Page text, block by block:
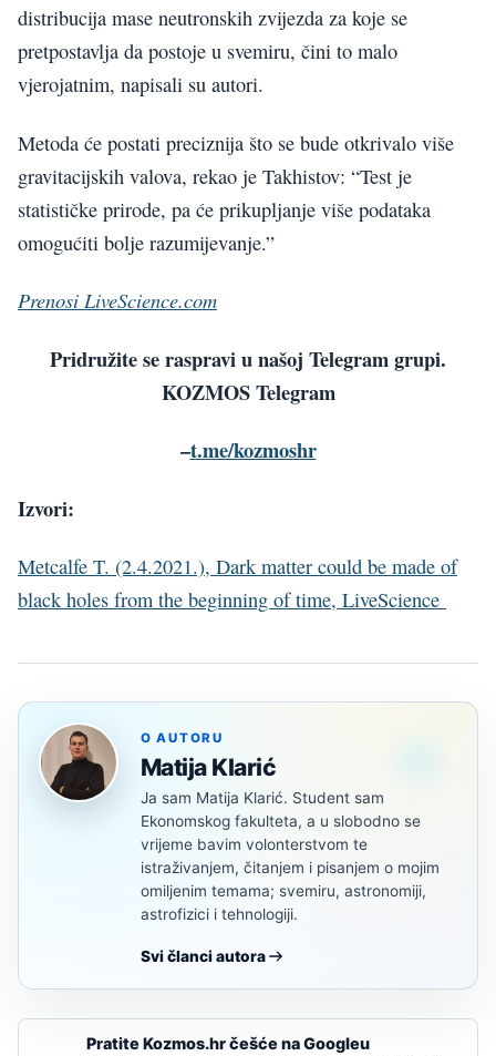
distribucija mase neutronskih zvijezda za koje se
pretpostavlja da postoje u svemiru, čini to malo
vjerojatnim, napisali su autori.
Metoda će postati preciznija što se bude otkrivalo više
gravitacijskih valova, rekao je Takhistov: “Test je
statističke prirode, pa će prikupljanje više podataka
omogućiti bolje razumijevanje.”
Prenosi LiveScience.com
Pridružite se raspravi u našoj Telegram grupi.
KOZMOS Telegram
–t.me/kozmoshr
Izvori:
Metcalfe T. (2.4.2021.), Dark matter could be made of
black holes from the beginning of time, LiveScience
O AUTORU
Matija Klarić
Ja sam Matija Klarić. Student sam
Ekonomskog fakulteta, a u slobodno se
vrijeme bavim volonterstvom te
istraživanjem, čitanjem i pisanjem o mojim
omiljenim temama; svemiru, astronomiji,
astrofizici i tehnologiji.
Svi članci autora
Pratite Kozmos.hr češće na Googleu